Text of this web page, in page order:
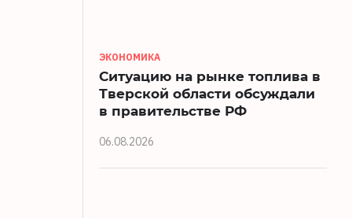
ЭКОНОМИКА
Ситуацию на рынке топлива в
Тверской области обсуждали
в правительстве РФ
06.08.2026